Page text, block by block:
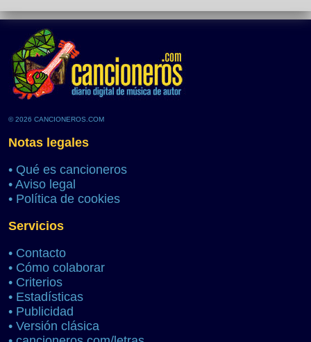
© 2026 CANCIONEROS.COM
Notas legales
• Qué es cancioneros
• Aviso legal
• Política de cookies
Servicios
• Contacto
• Cómo colaborar
• Criterios
• Estadísticas
• Publicidad
• Versión clásica